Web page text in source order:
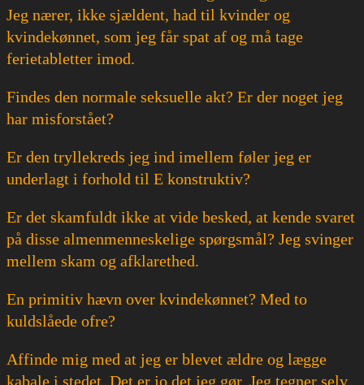
Jeg nærer, ikke sjældent, had til kvinder og
kvindekønnet, som jeg får spat af og må tage
ferietabletter imod.
Findes den normale seksuelle akt? Er der noget jeg
har misforstået?
Er den tryllekreds jeg ind imellem føler jeg er
underlagt i forhold til E konstruktiv?
Er det skamfuldt ikke at vide besked, at kende svaret
på disse almenmenneskelige spørgsmål? Jeg svinger
mellem skam og afklarethed.
En primitiv hævn over kvindekønnet? Med to
kuldslåede ofre?
Affinde mig med at jeg er blevet ældre og lægge
kabale i stedet. Det er jo det jeg gør. Jeg tegner selv